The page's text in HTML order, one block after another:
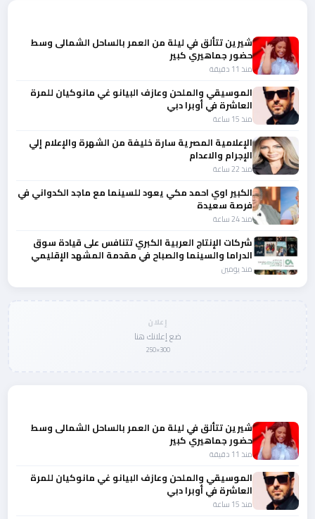
شيرين تتألق في ليلة من العمر بالساحل الشمالى وسط
حضور جماهيري كبير
منذ 11 دقيقة
الموسيقي والملحن وعازف البيانو غي مانوكيان للمرة
العاشرة في أوبرا دبي
منذ 15 ساعة
الإعلامية المصرية سارة خليفة من الشهرة والإعلام إلي
الإجرام والاعدام
منذ 22 ساعة
الكبير اوي احمد مكي يعود للسينما مع ماجد الكدواني في
فرصة سعيدة
منذ 24 ساعة
شركات الإنتاج العربية الكبري تتنافس على قيادة سوق
الدراما والسينما والصباح في مقدمة المشهد الإقليمي
منذ يومين
إعلان
ضع إعلانك هنا
300×250
شيرين تتألق في ليلة من العمر بالساحل الشمالى وسط
حضور جماهيري كبير
منذ 11 دقيقة
الموسيقي والملحن وعازف البيانو غي مانوكيان للمرة
العاشرة في أوبرا دبي
منذ 15 ساعة